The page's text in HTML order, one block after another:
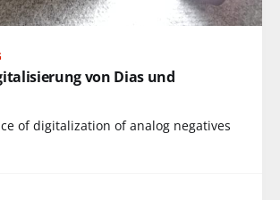
von Dias und
of digitalization of analog negatives